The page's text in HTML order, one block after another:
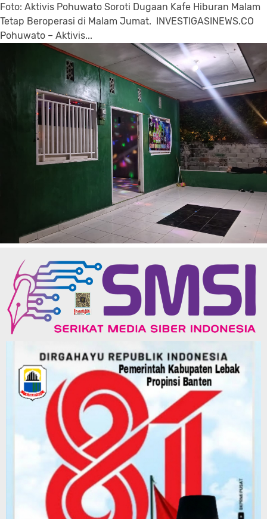
Foto: Aktivis Pohuwato Soroti Dugaan Kafe Hiburan Malam
Tetap Beroperasi di Malam Jumat. INVESTIGASINEWS.CO
Pohuwato – Aktivis...